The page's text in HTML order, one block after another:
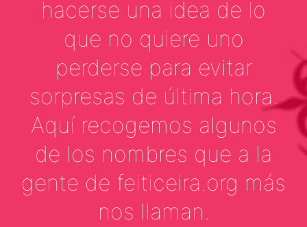
hacerse una idea de lo
que no quiere uno
perderse para evitar
sorpresas de última hora.
Aquí recogemos algunos
de los nombres que a la
gente de feiticeira.org más
nos llaman.